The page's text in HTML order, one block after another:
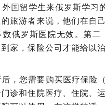
国留学生来俄罗斯学习
旅游者来说，他们在自
数俄罗斯医院无效。第
家，保险公司才能给以
，您需要购买医疗保险
诊和住院医疗、住院、